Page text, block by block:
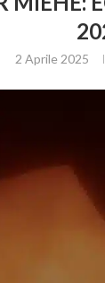
2 Aprile 2025